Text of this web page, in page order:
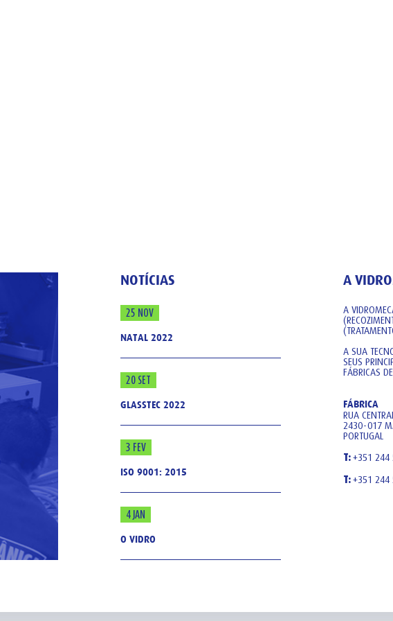
NOTÍCIAS
25 NOV
NATAL 2022
20 SET
GLASSTEC 2022
3 FEV
ISO 9001: 2015
4 JAN
O VIDRO
A
A
A SUA
SEUS
FÁBRICAS
FÁBRICA
RUA
2430-017
PORTUGAL
T:+351 244
T:+351 244